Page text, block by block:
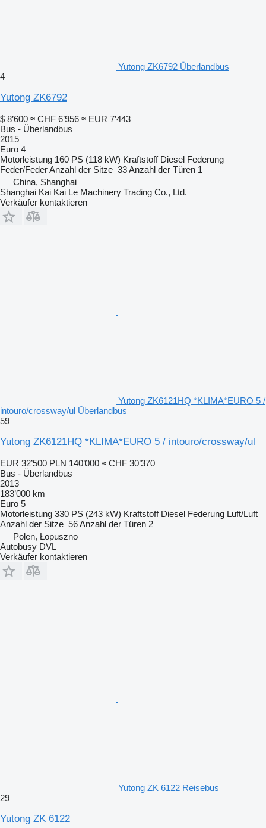
Yutong ZK6792 Überlandbus
4
Yutong ZK6792
$ 8’600 ≈ CHF 6’956 ≈ EUR 7’443
Bus - Überlandbus
2015
Euro 4
Motorleistung 160 PS (118 kW) Kraftstoff Diesel Federung
Feder/FederAnzahl der Sitze 33Anzahl der Türen 1
China, Shanghai
Shanghai Kai Kai Le Machinery Trading Co., Ltd.
Verkäufer kontaktieren
Yutong ZK6121HQ *KLIMA*EURO 5 /
intouro/crossway/ul Überlandbus
59
Yutong ZK6121HQ *KLIMA*EURO 5 / intouro/crossway/ul
EUR 32’500 PLN 140’000 ≈ CHF 30’370
Bus - Überlandbus
2013
183’000 km
Euro 5
Motorleistung 330 PS (243 kW) Kraftstoff Diesel Federung Luft/Luft
Anzahl der Sitze 56Anzahl der Türen 2
Polen, Łopuszno
Autobusy DVL
Verkäufer kontaktieren
Yutong ZK 6122 Reisebus
29
Yutong ZK 6122